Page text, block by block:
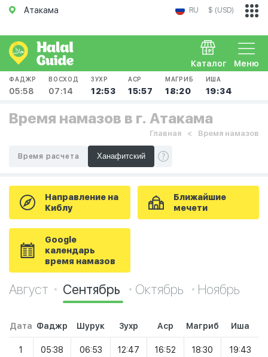
Атакама RU $ (USD)
Меню
Каталог
ФАДЖР
05:58
ВОСХОД
07:14
ЗУХР
12:53
АСР
15:57
МАГРИБ
18:20
ИША
19:34
Время намазов в г. Атакама
Главная Время намазов
Время расчета
Направление на
Киблу
Ближайшие
мечети
Google
календарь
время намазов
Август Сентябрь Октябрь Ноябрь
Дата Фаджр Шурук Зухр Аср Магриб Иша
1 05:38 06:53 12:47 16:52 18:30 19:43